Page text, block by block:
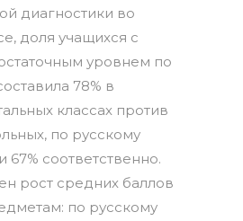
диагностики во
доля учащихся с
уровнем по
78% в
классах против
по русскому
67% соответственно.
рост средних баллов
по русскому